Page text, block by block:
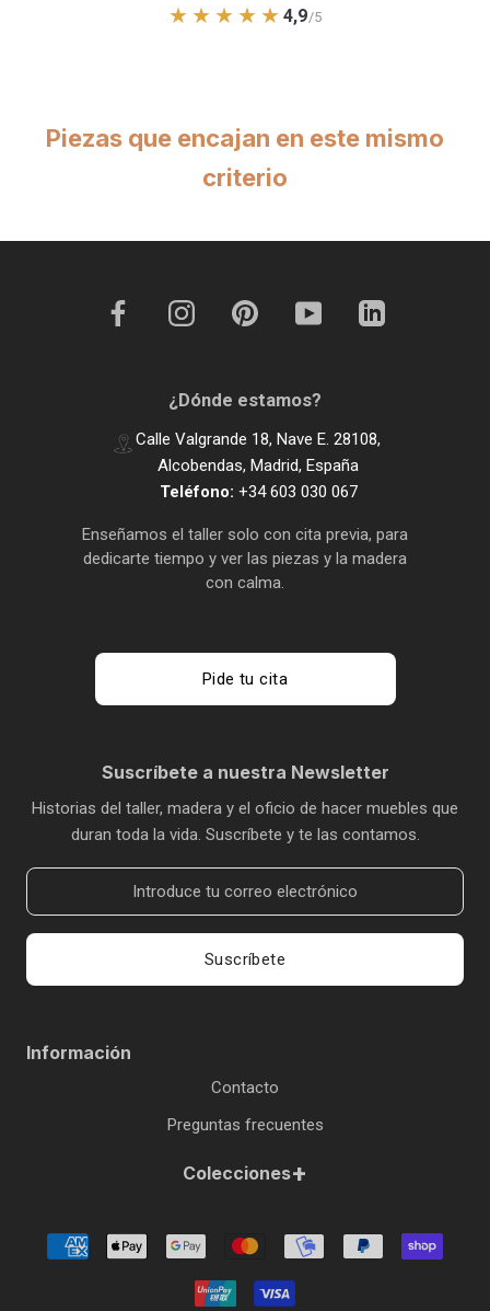
★★★★★ 4,9/5
Piezas que encajan en este mismo
criterio
¿Dónde estamos?
Calle Valgrande 18, Nave E. 28108,
Alcobendas, Madrid, España
Teléfono: +34 603 030 067
Enseñamos el taller solo con cita previa, para
dedicarte tiempo y ver las piezas y la madera
con calma.
Pide tu cita
Suscríbete a nuestra Newsletter
Historias del taller, madera y el oficio de hacer muebles que
duran toda la vida. Suscríbete y te las contamos.
Suscríbete
Información
Contacto
Preguntas frecuentes
Colecciones+